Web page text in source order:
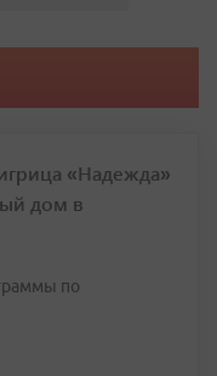
«Надежда»
дом в
по